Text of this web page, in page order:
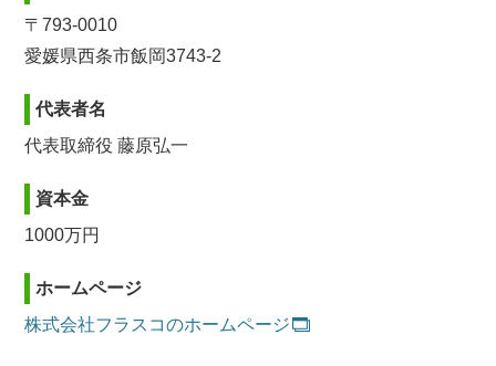
〒793-0010
愛媛県西条市飯岡3743-2
代表者名
代表取締役 藤原弘一
資本金
1000万円
ホームページ
株式会社フラスコのホームページ